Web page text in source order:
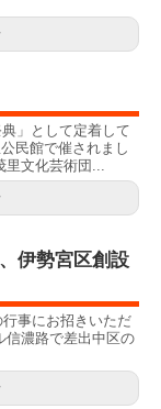
」として定着して
民館で催されまし
文化芸術団...
伊勢宮区創設
事にお招きいただ
信濃路で差出中区の